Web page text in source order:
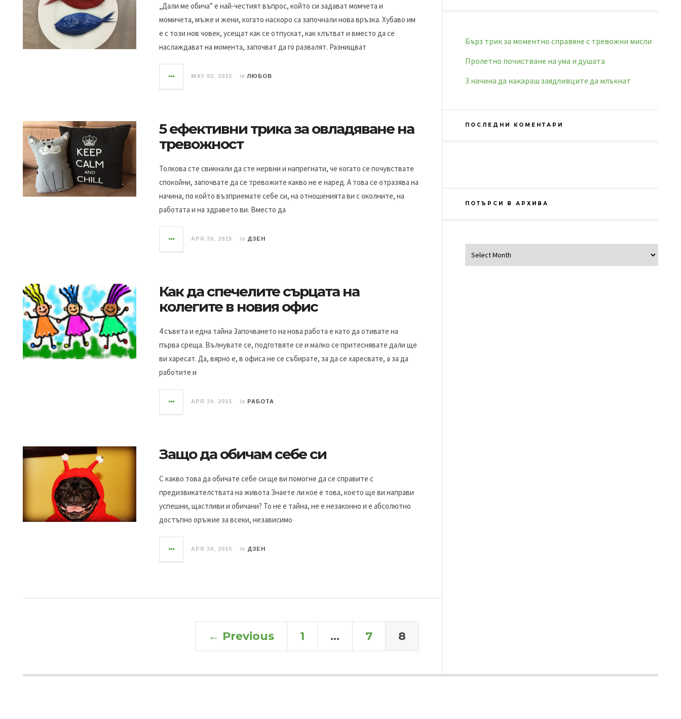
„Дали ме обича” е най-честият въпрос, който си задават момчета и
момичета, мъже и жени, когато наскоро са започнали нова връзка. Хубаво им
е с този нов човек, усещат как се отпускат, как хлътват и вместо да се
наслаждават на момента, започват да го развалят. Разнищват
MAY 03, 2015 in ЛЮБОВ
5 ефективни трика за овладяване на
тревожност
Толкова сте свикнали да сте нервни и напрегнати, че когато се почувствате
спокойни, започвате да се тревожите какво не е наред. А това се отразява на
начина, по който възприемате себе си, на отношенията ви с околните, на
работата и на здравето ви. Вместо да
APR 30, 2015 in ДЗЕН
Как да спечелите сърцата на
колегите в новия офис
4 съвета и една тайна Започването на нова работа е като да отивате на
първа среща. Вълнувате се, подготвяте се и малко се притеснявате дали ще
ви харесат. Да, вярно е, в офиса не се събирате, за да се харесвате, а за да
работите и
APR 30, 2015 in РАБОТА
Защо да обичам себе си
С какво това да обичате себе си ще ви помогне да се справите с
предизвикателствата на живота Знаете ли кое е това, което ще ви направи
успешни, щастливи и обичани? То не е тайна, не е незаконно и е абсолютно
достъпно оръжие за всеки, независимо
APR 30, 2015 in ДЗЕН
← Previous 1 … 7 8
Бърз трик за моментно справяне с тревожни мисли
Пролетно почистване на ума и душата
3 начина да накараш заядливците да млъкнат
ПОСЛЕДНИ КОМЕНТАРИ
ПОТЪРСИ В АРХИВА